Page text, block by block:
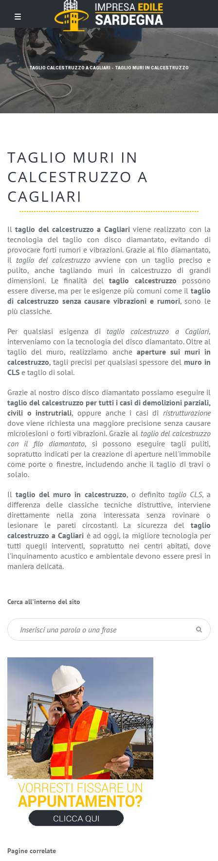
TAGLIO CALCESTRUZZO A CAGLIARI - TAGLIO MURI IN CALCESTRUZZO
TAGLIO MURI IN
CALCESTRUZZO A
CAGLIARI
Iltaglio del calcestruzzo a Cagliariviene realizzato con la
tecnologia del taglio con disco diamantato, evitando di
provocare forti rumori e vibrazioni. Grazie al filo diamantato,
il taglio del calcestruzzo avviene con un taglio preciso e
pulito, anche tagliando muri in calcestruzzo di grandi
dimensioni. Le finalità del taglio calcestruzzo possono
essere diverse, ma per le esigenze più comuni come il taglio
di calcestruzzo senza causare vibrazioni e rumori, sono le
più classiche.
Per qualsiasi esigenza di taglio calcestruzzo a Cagliari,
interveniamo con la tecnologia del disco diamantato. Oltre al
taglio del muro, realizziamo anche aperture sui muri in
calcestruzzo, tagli precisi per qualsiasi spessore del muro in
CLS e taglio di solai.
Grazie al nostro disco disco diamantato possiamo eseguire il
taglio del calcestruzzo per tutti i casi di demolizioni parziali,
civili o instrutriali, oppure anche i casi di ristrutturazione
dove viene richiesta una maggiore precisione senza causare
microlesioni o forti vibrazioni. Grazie al taglio del calcestruzzo
con il filo diamantato, si possono eseguire tagli puliti,
sopratutto indicati per la creazione di aperture nell'immobile
come porte o finestre, includendo anche il taglio di travi o
solaio.
Iltaglio del muro in calcestruzzo, o definito taglio CLS, a
differenza delle classiche tecniche distruttive, interviene
direttamente nella zona interessata senza rovinare o
lesionare le pareti circostanti. La sicurezza del taglio
calcestruzzo a Cagliari è ad oggi, la migliore tecnologia per
tutti quegli interventi, sopratutto nei centri abitati, dove
l'inquinamento acustico e ambientale devono essere presi in
maniera delicata.
Cerca all'interno del sito
Pagine correlate